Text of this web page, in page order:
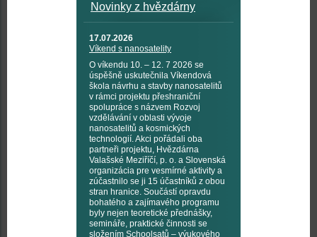
Novinky z hvězdárny
17.07.2026
Víkend s nanosatelity
O víkendu 10. – 12. 7 2026 se
úspěšně uskutečnila Víkendová
škola návrhu a stavby nanosatelitů
v rámci projektu přeshraniční
spolupráce s názvem Rozvoj
vzdělávání v oblasti vývoje
nanosatelitů a kosmických
technologií. Akci pořádali oba
partneři projektu, Hvězdárna
Valašské Meziříčí, p. o. a Slovenská
organizácia pre vesmírné aktivity a
zúčastnilo se ji 15 účastníků z obou
stran hranice. Součástí opravdu
bohatého a zajímavého programu
byly nejen teoretické přednášky,
semináře, praktické činnosti se
složením Schoolsatů – výukového